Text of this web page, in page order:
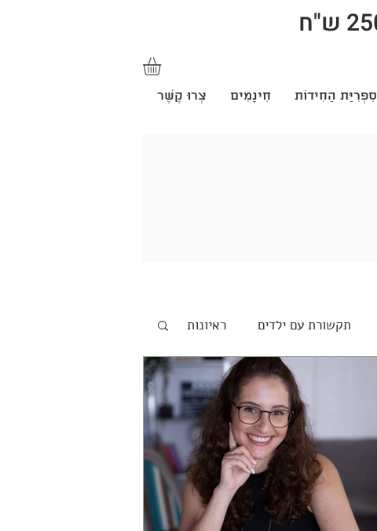
סִפְרִיַּת הַחִידוֹת חִינָמִים צְרוּ קֶשֶׁר
תקשורת עם ילדים ראיונות